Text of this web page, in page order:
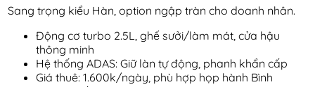
Sang trọng kiểu Hàn, option ngập tràn cho doanh nhân.
Động cơ turbo 2.5L, ghế sưởi/làm mát, cửa hậu
thông minh
Hệ thống ADAS: Giữ làn tự động, phanh khẩn cấp
Giá thuê: 1.600k/ngày, phù hợp họp hành Bình